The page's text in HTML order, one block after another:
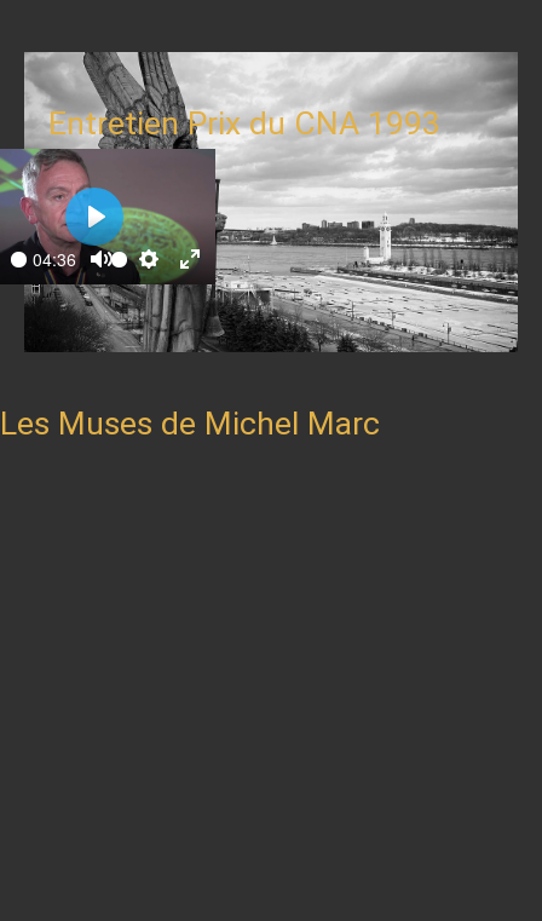
Entretien Prix du CNA 1993
04:36
Mute SettingsEnter
fullscreen
Play
Les Muses de Michel Marc